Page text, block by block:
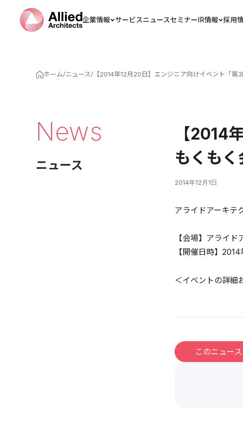
企業情報 サービスニュースセミナーIR情報 採用
ホーム/ニュース/ 【2014年12月20日】エンジニア向けイベント「
News
ニュース
【2014
もくも
2014年12月1日
アライドアーキテ
【会場】アライ
【開催日時】
＜イベントの詳細
このニュー